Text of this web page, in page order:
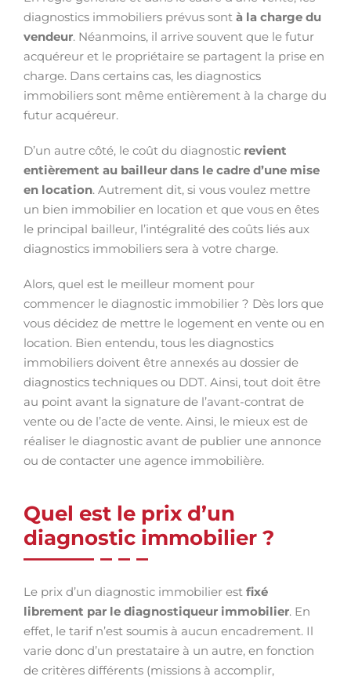
diagnostics immobiliers prévus sont à la charge du
vendeur. Néanmoins, il arrive souvent que le futur
acquéreur et le propriétaire se partagent la prise en
charge. Dans certains cas, les diagnostics
immobiliers sont même entièrement à la charge du
futur acquéreur.
D’un autre côté, le coût du diagnostic revient
entièrement au bailleur dans le cadre d’une mise
en location. Autrement dit, si vous voulez mettre
un bien immobilier en location et que vous en êtes
le principal bailleur, l’intégralité des coûts liés aux
diagnostics immobiliers sera à votre charge.
Alors, quel est le meilleur moment pour
commencer le diagnostic immobilier ? Dès lors que
vous décidez de mettre le logement en vente ou en
location. Bien entendu, tous les diagnostics
immobiliers doivent être annexés au dossier de
diagnostics techniques ou DDT. Ainsi, tout doit être
au point avant la signature de l’avant-contrat de
vente ou de l’acte de vente. Ainsi, le mieux est de
réaliser le diagnostic avant de publier une annonce
ou de contacter une agence immobilière.
Quel est le prix d’un
diagnostic immobilier ?
Le prix d’un diagnostic immobilier est fixé
librement par le diagnostiqueur immobilier. En
effet, le tarif n’est soumis à aucun encadrement. Il
varie donc d’un prestataire à un autre, en fonction
de critères différents (missions à accomplir,